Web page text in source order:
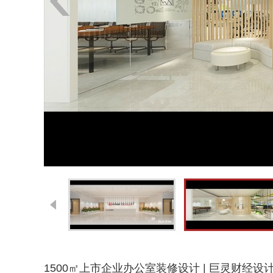
1500㎡上市企业办公室装修设计 | 巨灵财经设